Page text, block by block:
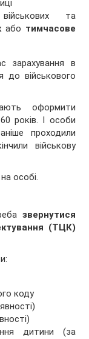
та
або тимчасове
зарахування в
до військового
оформити
років. І особи
проходили
військову
особі.
звернутися
(ТЦК)
коду
дитини (за